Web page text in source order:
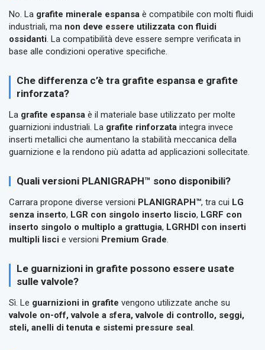
No. La grafite minerale espansa è compatibile con molti fluidi
industriali, ma non deve essere utilizzata con fluidi
ossidanti. La compatibilità deve essere sempre verificata in
base alle condizioni operative specifiche.
Che differenza c’è tra grafite espansa e grafite
rinforzata?
La grafite espansa è il materiale base utilizzato per molte
guarnizioni industriali. La grafite rinforzata integra invece
inserti metallici che aumentano la stabilità meccanica della
guarnizione e la rendono più adatta ad applicazioni sollecitate.
Quali versioni PLANIGRAPH™ sono disponibili?
Carrara propone diverse versioni PLANIGRAPH™, tra cui LG
senza inserto, LGR con singolo inserto liscio, LGRF con
inserto singolo o multiplo a grattugia, LGRHDI con inserti
multipli lisci e versioni Premium Grade.
Le guarnizioni in grafite possono essere usate
sulle valvole?
Sì. Le guarnizioni in grafite vengono utilizzate anche su
valvole on-off, valvole a sfera, valvole di controllo, seggi,
steli, anelli di tenuta e sistemi pressure seal .